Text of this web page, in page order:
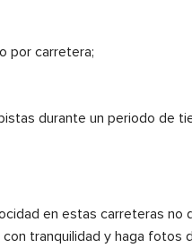
por carretera;
durante un periodo de
en estas carreteras no
tranquilidad y haga fotos